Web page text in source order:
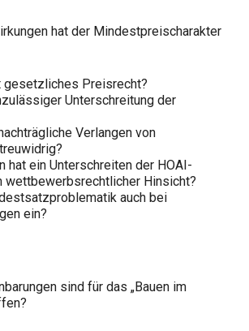
hat der Mindestpreischarakter
gesetzliches Preisrecht?
Unterschreitung der
Verlangen von
hat ein Unterschreiten der HOAI-
wettbewerbsrechtlicher Hinsicht?
auch bei
ein?
sind für das „Bauen im